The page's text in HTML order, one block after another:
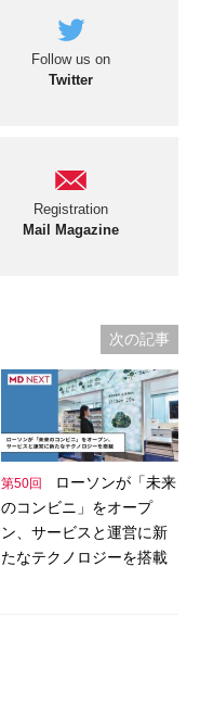
Follow us on
Twitter
Registration
Mail Magazine
次の記事
第50回
ローソンが「未来
のコンビニ」をオープ
ン、サービスと運営に新
たなテクノロジーを搭載